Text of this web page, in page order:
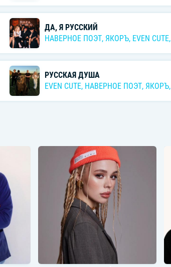
ДА, Я РУССКИЙ
НАВЕРНОЕ ПОЭТ, ЯКОРЪ, EVEN CUTE,
РУССКАЯ ДУША
EVEN CUTE, НАВЕРНОЕ ПОЭТ, ЯКОРЪ,